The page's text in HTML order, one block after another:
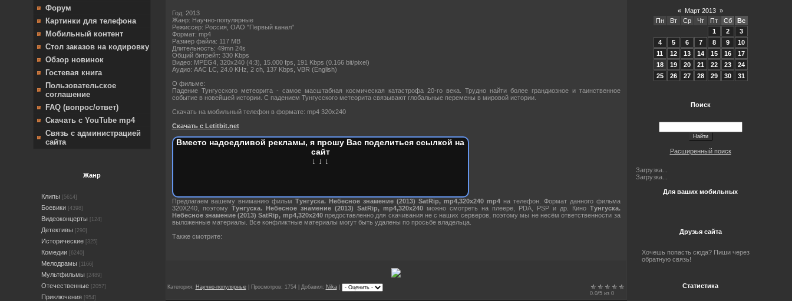
Форум
Картинки для телефона
Мобильный контент
Стол заказов на кодировку
Обзор новинок
Гостевая книга
Пользовательское
соглашение
FAQ (вопрос/ответ)
Скачать с YouTube mp4
Связь с администрацией
сайта
Жанр
Клипы [5614]
Боевики [4398]
Видеоконцерты [124]
Детективы [290]
Исторические [325]
Комедии [6240]
Мелодрамы [1166]
Мультфильмы [2489]
Отечественные [2057]
Приключения [954]
Год: 2013
Жанр: Научно-популярные
Режиссер: Россия, ОАО "Первый канал"
Формат: mp4
Размер файла: 117 MB
Длительность: 49mn 24s
Общий битрейт: 330 Kbps
Видео: MPEG4, 320x240 (4:3), 15.000 fps, 191 Kbps (0.166 bit/pixel)
Аудио: AAC LC, 24.0 KHz, 2 ch, 137 Kbps, VBR (English)
О фильме:
Падение Тунгусского метеорита - самое масштабная космическая катастрофа 20-го века. Трудно найти более грандиозное и таинственное
событие в новейшей истории. С падением Тунгусского метеорита связывают глобальные перемены в мировой истории.
Скачать на мобильный телефон в формате: mp4 320x240
Скачать с Letitbit.net
Вместо надоедливой рекламы, я прошу Вас поделиться ссылкой на
сайт
↓ ↓ ↓
Предлагаем вашему вниманию фильмТунгуска. Небесное знамение (2013) SatRip, mp4,320x240 mp4на телефон. Формат данного фильма
320X240, поэтому Тунгуска. Небесное знамение (2013) SatRip, mp4,320x240можно смотреть на плеере, PDA, PSP и др. Кино Тунгуска.
Небесное знамение (2013) SatRip, mp4,320x240предоставленно для скачивания не с наших серверов, поэтому мы не несём ответственности за
выложенные материалы. Все конфликтные материалы могут быть удалены по просьбе владельца.
Также смотрите:
Категория: Научно-популярные| Просмотров: 1754 | Добавил: Nika|
0.0/5из 0
« Март 2013 »
Пн
Вт Ср Чт Пт Сб
Вс
1
2
3
4
5 6 7 8 9
10
11
12 13 14 15 16
17
18
19 20 21 22 23
24
25
26 27 28 29 30 31
Поиск
Расширенный поиск
Загрузка...
Загрузка...
Для ваших мобильных
Друзья сайта
Хочешь попасть сюда? Пиши через
обратную связь!
Статистика